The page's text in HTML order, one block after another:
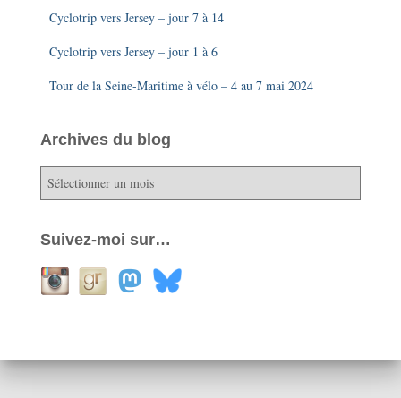
Cyclotrip vers Jersey – jour 7 à 14
Cyclotrip vers Jersey – jour 1 à 6
Tour de la Seine-Maritime à vélo – 4 au 7 mai 2024
Archives du blog
h
v
e
b
Suivez-moi sur…